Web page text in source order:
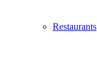
Restaurants